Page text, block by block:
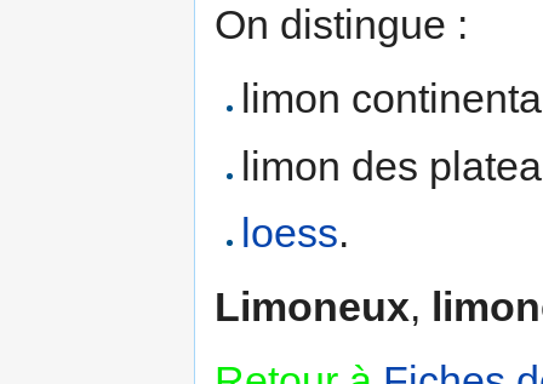
On distingue :
limon
limon des
loess.
Limoneux,